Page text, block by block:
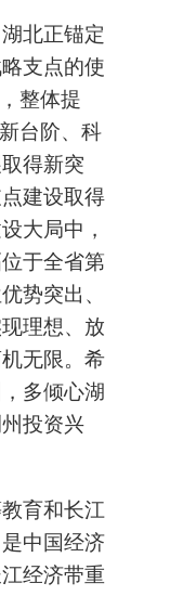
北正锚定
支点的使
整体提
台阶、科
得新突
建设取得
大局中，
于全省第
势突出、
理想、放
无限。希
多倾心湖
投资兴
育和长江
中国经济
经济带重